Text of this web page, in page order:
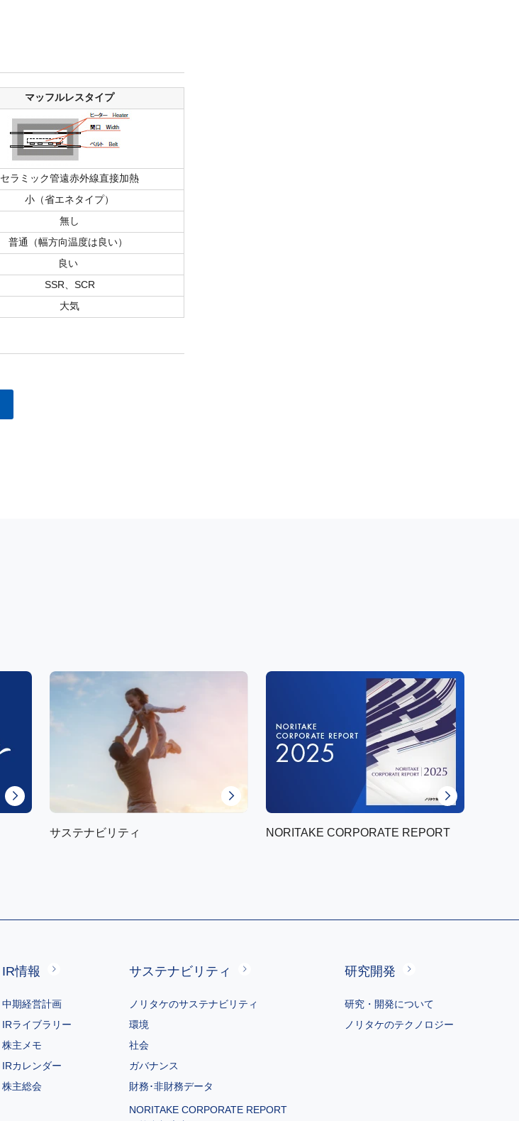
マッフルレスタイプ
セラミック管遠赤外線直接加熱
小（省エネタイプ）
無し
普通（幅方向温度は良い）
良い
SSR、SCR
大気
サステナビリティ NORITAKE CORPORATE REPORT
IR情報
中期経営計画
IRライブラリー
株主メモ
IRカレンダー
株主総会
サステナビリティ
ノリタケのサステナビリティ
環境
社会
ガバナンス
財務･非財務データ
NORITAKE CORPORATE REPORT
研究開発
研究・開発について
ノリタケのテクノロジー